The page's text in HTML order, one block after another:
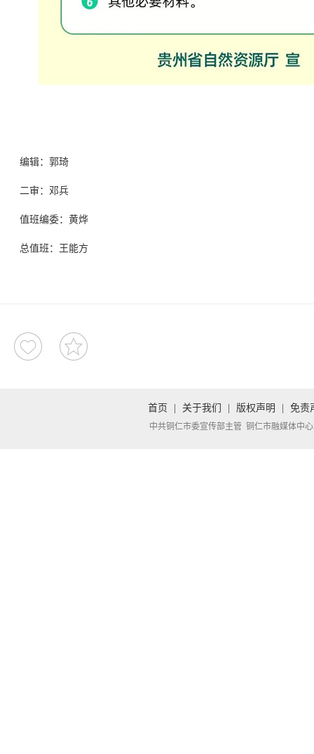
编辑：郭琦
二审：邓兵
值班编委：黄烨
总值班：王能方
首页 关于我们 版权声明 免责
中共铜仁市委宣传部主管 铜仁市融媒体中心